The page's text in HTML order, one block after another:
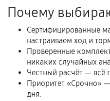
Самостоятельный
Естественный износ
предусмотрено
Обращение после
срока.
Программные сбои,
Почему
Сертифицированные
настраиваем ход и
Проверенные
никаких случайных
Честный расчёт — всё
Приоритет «Срочно»
дня.